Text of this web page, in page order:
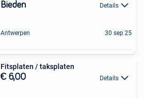
Bieden Details
Antwerpen 30 sep 25
Fitsplaten / taksplaten
€ 6,00 Details